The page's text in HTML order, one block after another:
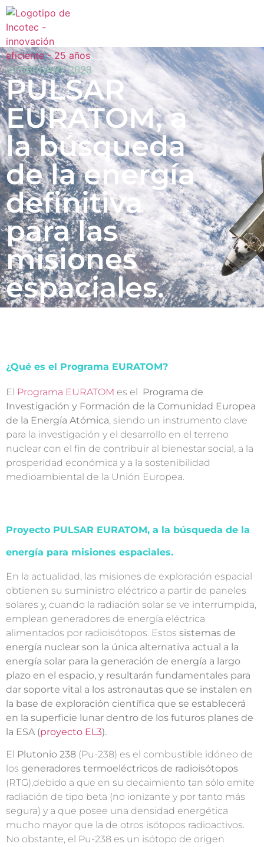
8 FEBRUARY 2023
PULSAR
EURATOM, a
la búsqueda
de la energía
definitiva
para las
misiones
espaciales.
¿Qué es el Programa EURATOM?
El Programa EURATOM es el Programa de
Investigación y Formación de la Comunidad Europea
de la Energía Atómica, siendo un instrumento clave
para la investigación y el desarrollo en el terreno
nuclear con el fin de contribuir al bienestar social, a la
prosperidad económica y a la sostenibilidad
medioambiental de la Unión Europea.
Proyecto PULSAR EURATOM, a la búsqueda de la
energía para misiones espaciales.
En la actualidad, las misiones de exploración espacial
obtienen su suministro eléctrico a partir de paneles
solares y, cuando la radiación solar se ve interrumpida,
emplean generadores de energía eléctrica
alimentados por radioisótopos. Estos sistemas de
energía nuclear son la única alternativa actual a la
energía solar para la generación de energía a largo
plazo en el espacio, y resultarán fundamentales para
dar soporte vital a los astronautas que se instalen en
la base de exploración científica que se establecerá
en la superficie lunar dentro de los futuros planes de
la ESA (proyecto EL3).
El Plutonio 238 (Pu-238) es el combustible idóneo de
los generadores termoeléctricos de radioisótopos
(RTG),debido a que en su decaimiento tan sólo emite
radiación de tipo beta (no ionizante y por tanto más
segura) y a que posee una densidad energética
mucho mayor que la de otros isótopos radioactivos.
No obstante, el Pu-238 es un isótopo de origen